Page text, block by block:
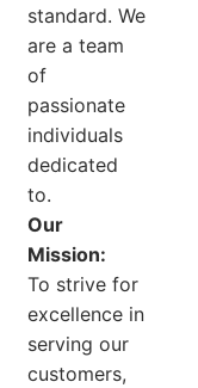
standard. We
are a team
of
passionate
individuals
dedicated
to.
Our
Mission:
To strive for
excellence in
serving our
customers,